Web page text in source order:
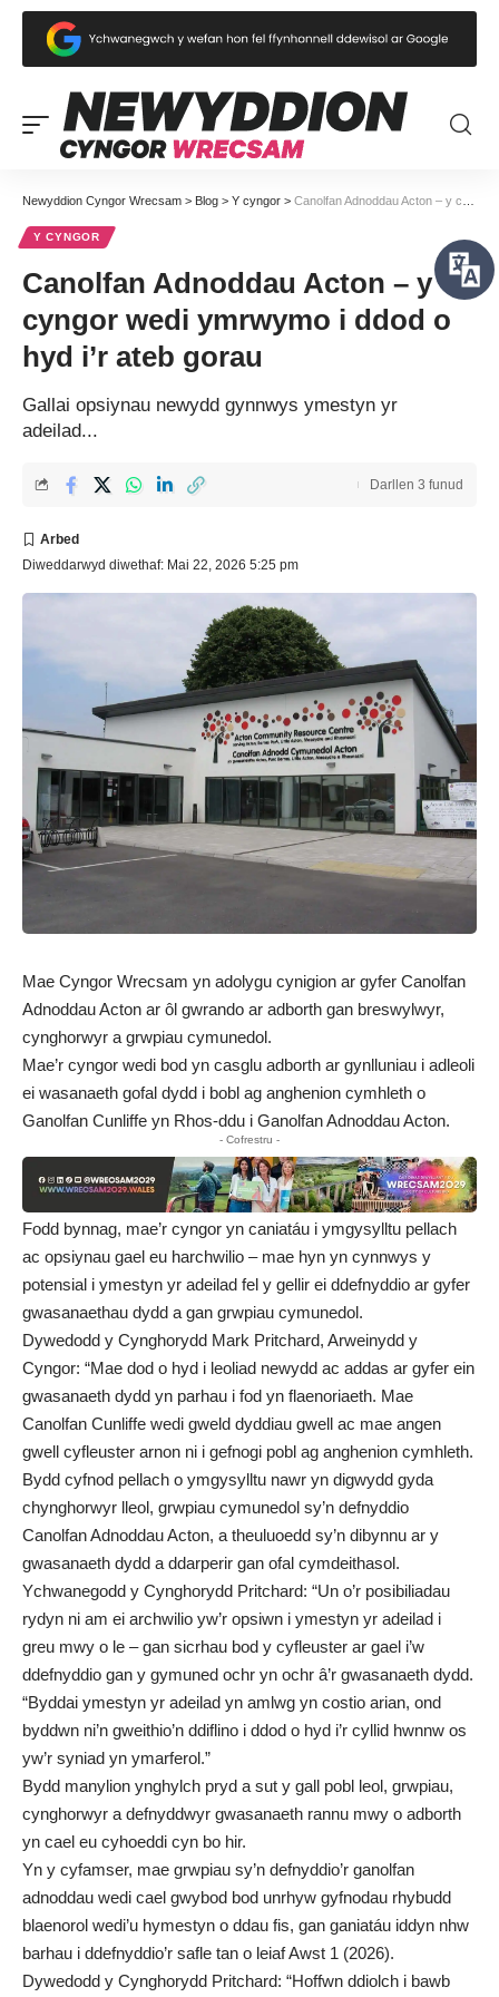
Newyddion Cyngor Wrecsam > Blog > Y cyngor > Canolfan Adnoddau Acton – y cyngor wedi ymrwymo i ddod o hyd i’r ateb gorau
Y CYNGOR
Canolfan Adnoddau Acton – y
cyngor wedi ymrwymo i ddod o
hyd i’r ateb gorau
Gallai opsiynau newydd gynnwys ymestyn yr
adeilad...
Diweddarwyd diwethaf: Mai 22, 2026 5:25 pm
Darllen 3 funud
Mae Cyngor Wrecsam yn adolygu cynigion ar gyfer Canolfan
Adnoddau Acton ar ôl gwrando ar adborth gan breswylwyr,
cynghorwyr a grwpiau cymunedol.
Mae’r cyngor wedi bod yn casglu adborth ar gynlluniau i adleoli
ei wasanaeth gofal dydd i bobl ag anghenion cymhleth o
Ganolfan Cunliffe yn Rhos-ddu i Ganolfan Adnoddau Acton.
- Cofrestru -
Fodd bynnag, mae’r cyngor yn caniatáu i ymgysylltu pellach
ac opsiynau gael eu harchwilio – mae hyn yn cynnwys y
potensial i ymestyn yr adeilad fel y gellir ei ddefnyddio ar gyfer
gwasanaethau dydd a gan grwpiau cymunedol.
Dywedodd y Cynghorydd Mark Pritchard, Arweinydd y
Cyngor: “Mae dod o hyd i leoliad newydd ac addas ar gyfer ein
gwasanaeth dydd yn parhau i fod yn flaenoriaeth. Mae
Canolfan Cunliffe wedi gweld dyddiau gwell ac mae angen
gwell cyfleuster arnon ni i gefnogi pobl ag anghenion cymhleth.
Bydd cyfnod pellach o ymgysylltu nawr yn digwydd gyda
chynghorwyr lleol, grwpiau cymunedol sy’n defnyddio
Canolfan Adnoddau Acton, a theuluoedd sy’n dibynnu ar y
gwasanaeth dydd a ddarperir gan ofal cymdeithasol.
Ychwanegodd y Cynghorydd Pritchard: “Un o’r posibiliadau
rydyn ni am ei archwilio yw’r opsiwn i ymestyn yr adeilad i
greu mwy o le – gan sicrhau bod y cyfleuster ar gael i’w
ddefnyddio gan y gymuned ochr yn ochr â’r gwasanaeth dydd.
“Byddai ymestyn yr adeilad yn amlwg yn costio arian, ond
byddwn ni’n gweithio’n ddiflino i ddod o hyd i’r cyllid hwnnw os
yw’r syniad yn ymarferol.”
Bydd manylion ynghylch pryd a sut y gall pobl leol, grwpiau,
cynghorwyr a defnyddwyr gwasanaeth rannu mwy o adborth
yn cael eu cyhoeddi cyn bo hir.
Yn y cyfamser, mae grwpiau sy’n defnyddio’r ganolfan
adnoddau wedi cael gwybod bod unrhyw gyfnodau rhybudd
blaenorol wedi’u hymestyn o ddau fis, gan ganiatáu iddyn nhw
barhau i ddefnyddio’r safle tan o leiaf Awst 1 (2026).
Dywedodd y Cynghorydd Pritchard: “Hoffwn ddiolch i bawb